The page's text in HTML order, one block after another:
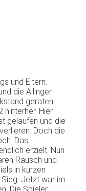
und Eltern.
die Ailinger
geraten.
hinterher. Hier
gelaufen und die
verlieren. Doch die
. Das
erzielt. Nun
Rausch und
in kurzen
Sieg. Jetzt war im